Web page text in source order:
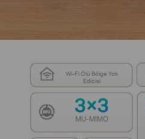
Wi-Fi Ölü Bölge Yok
Edicisi
3×3
MU-MIMO